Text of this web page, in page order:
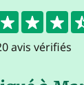
avis vérifiés